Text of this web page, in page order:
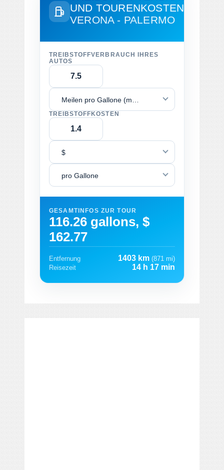
UND TOURENKOSTEN
VERONA - PALERMO
TREIBSTOFFVERBRAUCH IHRES
AUTOS
TREIBSTOFFKOSTEN
$
pro Gallone
GESAMTINFOS ZUR TOUR
116.26 gallons, $
162.77
Entfernung 1403 km (871 mi)
Reisezeit
14 h 17 min